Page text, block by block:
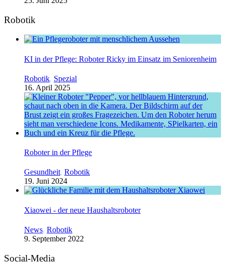
Robotik
KI in der Pflege: Roboter Ricky im Einsatz im Seniorenheim
Robotik, Spezial
16. April 2025
Roboter in der Pflege
Gesundheit, Robotik
19. Juni 2024
Xiaowei - der neue Haushaltsroboter
News, Robotik
9. September 2022
Social-Media